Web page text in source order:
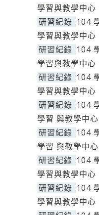
學習與教學中心
研習紀錄 104
學習與教學中心
研習紀錄 104
學習與教學中心
研習紀錄 104
學習與教學中心
研習紀錄 104
學習 與教學中心
研習紀錄 104
學習 與教學中心
研習紀錄 104
學習與教學中心
研習紀錄 104
學習與教學中心